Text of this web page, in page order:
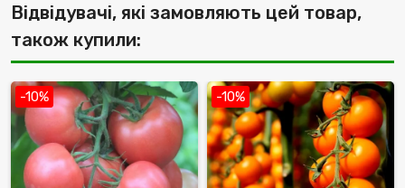
Відвідувачі, які замовляють цей товар,
також купили:
-10% -10%